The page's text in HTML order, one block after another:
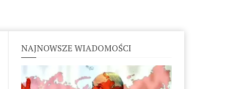
NAJNOWSZE WIADOMOŚCI